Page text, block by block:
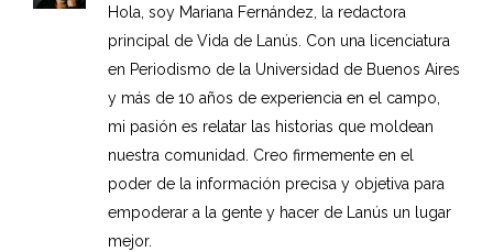
Hola, soy Mariana Fernández, la redactora
principal de Vida de Lanús. Con una licenciatura
en Periodismo de la Universidad de Buenos Aires
y más de 10 años de experiencia en el campo,
mi pasión es relatar las historias que moldean
nuestra comunidad. Creo firmemente en el
poder de la información precisa y objetiva para
empoderar a la gente y hacer de Lanús un lugar
mejor.